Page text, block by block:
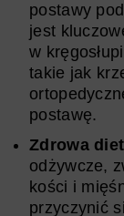
postawy
jest
w
takie jak
postawę.
Zdrowa
odżywcze,
kości i
przyczynić